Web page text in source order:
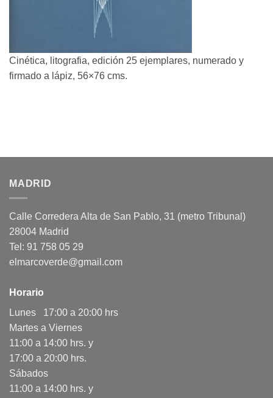
Cinética, litografia, edición 25 ejemplares, numerado y
firmado a lápiz, 56×76 cms.
MADRID
Calle Corredera Alta de San Pablo, 31 (metro Tribunal)
28004 Madrid
Tel: 91 758 05 29
elmarcoverde@gmail.com
Horario
Lunes 17:00 a 20:00 hrs
Martes a Viernes
11:00 a 14:00 hrs. y
17:00 a 20:00 hrs.
Sábados
11:00 a 14:00 hrs. y